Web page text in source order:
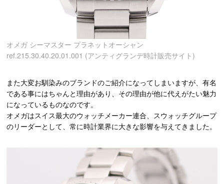
オメガ シーマスター プラネットオーシャン
ref.215.30.40.20.01.001 (アンティグランデ時計販売サイト)
また大変お馴染みのブランドのご紹介になってしまいますが、有名
である事にはちゃんと理由があり、その理由が他に代えがたい魅力
になっているものなのです。
オメガはスイス最大のウォッチメーカー連合、スウォッチグループ
のリーダーとして、常に時計業界に大きな影響を与えてきました。